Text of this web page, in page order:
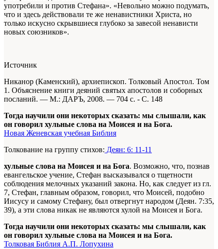
употребили и против Стефана». «Невольно можно подумать,
что и здесь действовали те же ненавистники Христа, но
только искусно скрывшиеся глубоко за завесой ненависти
новых союзников».
Источник
Никанор (Каменский), архиепископ. Толковый Апостол. Том
1. Объяснение книги деяний святых апостолов и соборных
посланий. — М.: ДАРЪ, 2008. — 704 с. - С. 148
Тогда научили они некоторых сказать: мы слышали, как
он говорил хульные слова на Моисея и на Бога.
Новая Женевская учебная Библия
Толкование на группу стихов: Деян: 6: 11-11
хульные слова на Моисея и на Бога. Возможно, что, познав
евангельское учение, Стефан высказывался о тщетности
соблюдения мелочных указаний закона. Но, как следует из гл.
7, Стефан, главным образом, говорил, что Моисей, подобно
Иисусу и самому Стефану, был отвергнут народом (Деян. 7:35,
39), а эти слова никак не являются хулой на Моисея и Бога.
Тогда научили они некоторых сказать: мы слышали, как
он говорил хульные слова на Моисея и на Бога.
Толковая Библия А.П. Лопухина